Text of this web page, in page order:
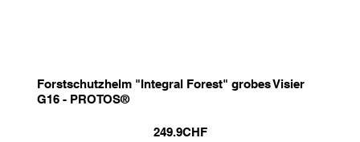
Forstschutzhelm "Integral Forest" grobes Visier
G16 - PROTOS®
249.9CHF